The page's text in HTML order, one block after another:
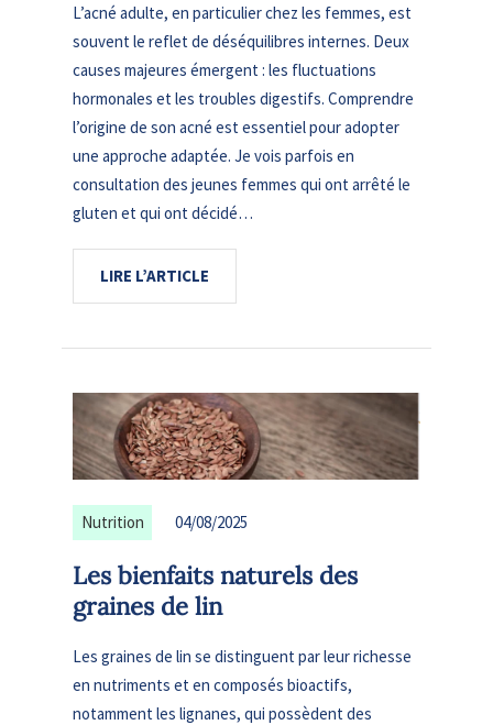
L’acné adulte, en particulier chez les femmes, est
souvent le reflet de déséquilibres internes. Deux
causes majeures émergent : les fluctuations
hormonales et les troubles digestifs. Comprendre
l’origine de son acné est essentiel pour adopter
une approche adaptée. Je vois parfois en
consultation des jeunes femmes qui ont arrêté le
gluten et qui ont décidé…
LIRE L’ARTICLE
Nutrition 04/08/2025
Les bienfaits naturels des
graines de lin
Les graines de lin se distinguent par leur richesse
en nutriments et en composés bioactifs,
notamment les lignanes, qui possèdent des